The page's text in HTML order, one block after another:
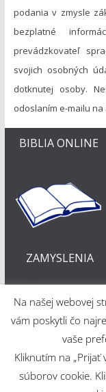
podania v zmysle
bezplatné
prevádzkovateľ
svojich osobných
dotknutej osoby.
odoslaním e-mailu
BIBLIA ONLINE
ZAMYSLENIA
Webové riešenie
Na našej webovej
vám poskytli čo
vaše
Kliknutím na „Prijať
súborov cookie.